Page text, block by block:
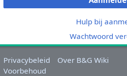
Hulp bij
Wachtwoord
Privacybeleid
Over B&G Wiki
Voorbehoud